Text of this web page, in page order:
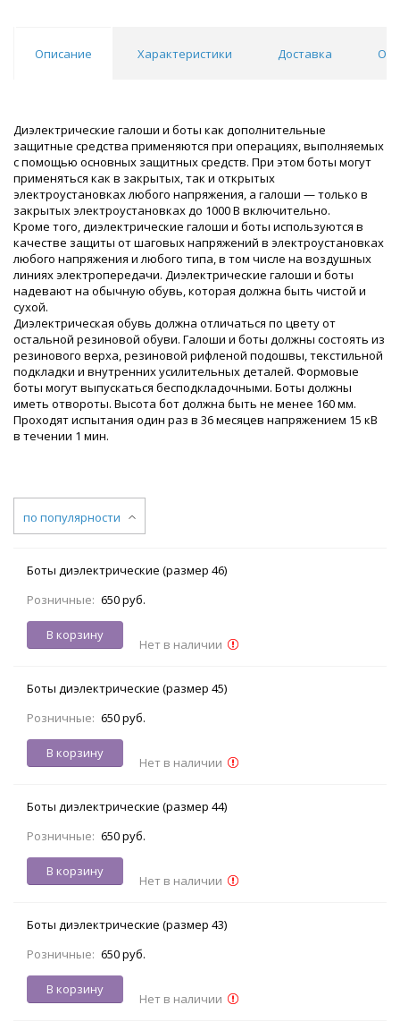
Описание Характеристики Доставка
Диэлектрические галоши и боты как дополнительные
защитные средства применяются при операциях, выполняемых
с помощью основных защитных средств. При этом боты могут
применяться как в закрытых, так и открытых
электроустановках любого напряжения, а галоши — только в
закрытых электроустановках до 1000 В включительно.
Кроме того, диэлектрические галоши и боты используются в
качестве защиты от шаговых напряжений в электроустановках
любого напряжения и любого типа, в том числе на воздушных
линиях электропередачи. Диэлектрические галоши и боты
надевают на обычную обувь, которая должна быть чистой и
сухой.
Диэлектрическая обувь должна отличаться по цвету от
остальной резиновой обуви. Галоши и боты должны состоять из
резинового верха, резиновой рифленой подошвы, текстильной
подкладки и внутренних усилительных деталей. Формовые
боты могут выпускаться бесподкладочными. Боты должны
иметь отвороты. Высота бот должна быть не менее 160 мм.
Проходят испытания один раз в 36 месяцев напряжением 15 кВ
в течении 1 мин.
по популярности
Боты диэлектрические (размер 46)
Розничные: 650 руб.
В корзину
Нет в наличии
Боты диэлектрические (размер 45)
Розничные: 650 руб.
В корзину
Нет в наличии
Боты диэлектрические (размер 44)
Розничные: 650 руб.
В корзину
Нет в наличии
Боты диэлектрические (размер 43)
Розничные: 650 руб.
В корзину
Нет в наличии